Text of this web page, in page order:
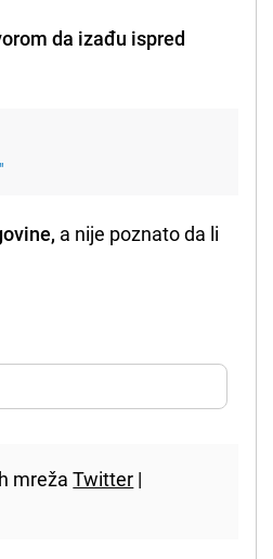
da izađu ispred
a nije poznato da li
mrežaTwitter |